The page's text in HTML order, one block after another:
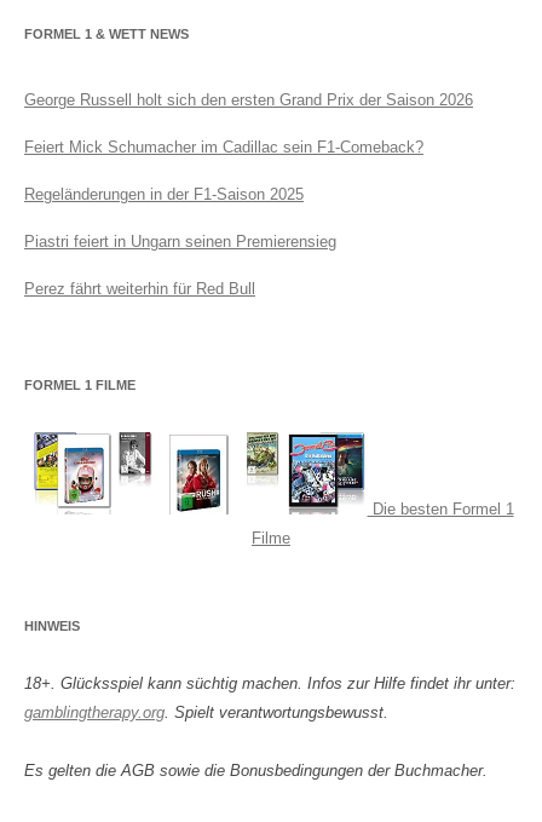
FORMEL 1 & WETT NEWS
George Russell holt sich den ersten Grand Prix der Saison 2026
Feiert Mick Schumacher im Cadillac sein F1-Comeback?
Regeländerungen in der F1-Saison 2025
Piastri feiert in Ungarn seinen Premierensieg
Perez fährt weiterhin für Red Bull
FORMEL 1 FILME
Die besten Formel 1
Filme
HINWEIS
18+. Glücksspiel kann süchtig machen. Infos zur Hilfe findet ihr unter:
gamblingtherapy.org. Spielt verantwortungsbewusst.
Es gelten die AGB sowie die Bonusbedingungen der Buchmacher.